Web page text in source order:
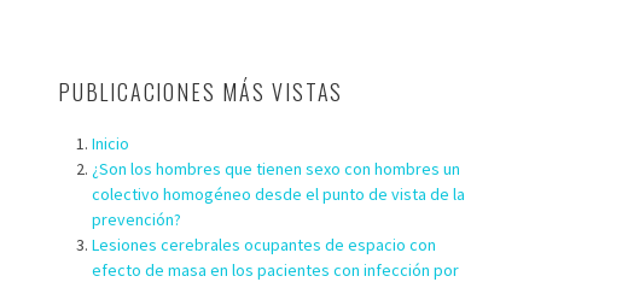
PUBLICACIONES MÁS VISTAS
Inicio
¿Son los hombres que tienen sexo con hombres un
colectivo homogéneo desde el punto de vista de la
prevención?
Lesiones cerebrales ocupantes de espacio con
efecto de masa en los pacientes con infección por